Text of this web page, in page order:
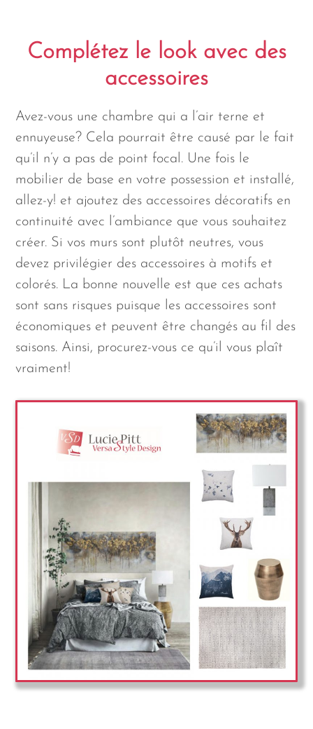
Complétez le look avec des
accessoires
Avez-vous une chambre qui a l’air terne et
ennuyeuse? Cela pourrait être causé par le fait
qu’il n’y a pas de point focal. Une fois le
mobilier de base en votre possession et installé,
allez-y! et ajoutez des accessoires décoratifs en
continuité avec l’ambiance que vous souhaitez
créer. Si vos murs sont plutôt neutres, vous
devez privilégier des accessoires à motifs et
colorés. La bonne nouvelle est que ces achats
sont sans risques puisque les accessoires sont
économiques et peuvent être changés au fil des
saisons. Ainsi, procurez-vous ce qu’il vous plaît
vraiment!